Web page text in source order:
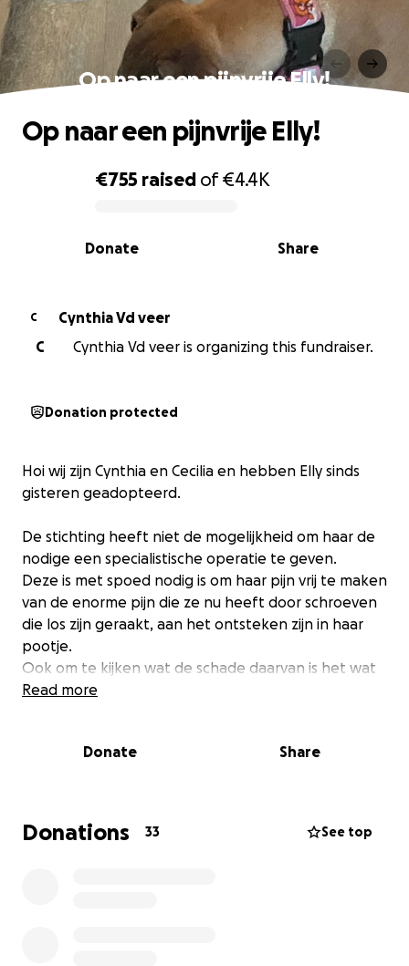
Op naar een pijnvrije Elly!
0% complete
€755 raised of€4.4K
Share
Donate
Op naar een pijnvrije Elly!
C
Cynthia Vd veer
C
Cynthia Vd veer is organizing this fundraiser.
Donation protected
Hoi wij zijn Cynthia en Cecilia en hebben Elly sinds
gisteren geadopteerd.
De stichting heeft niet de mogelijkheid om haar de
nodige een specialistische operatie te geven.
Deze is met spoed nodig is om haar pijn vrij te maken
van de enorme pijn die ze nu heeft door schroeven
die los zijn geraakt, aan het ontsteken zijn in haar
pootje.
Ook om te kijken wat de schade daarvan is het wat
de beste oplossing zou zijn om haar pijn vrij te laten
Wij hopen dat we dit met jouw steun wel mogelijk
Haar lichaam is de schroeven in het pootje al aan
het afstoten en het drukt al door de huid.
Read more
Donate Share
Donations 33 See top